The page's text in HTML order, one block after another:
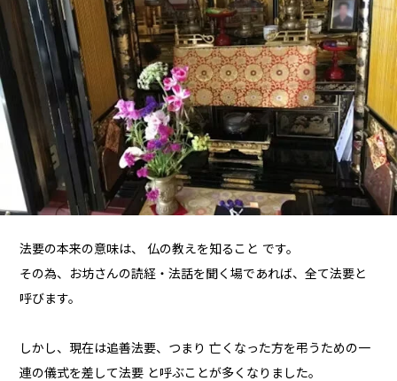
法要の本来の意味は、 仏の教えを知ること です。
その為、お坊さんの読経・法話を聞く場であれば、全て法要と
呼びます。
しかし、現在は追善法要、つまり 亡くなった方を弔うための一
連の儀式を差して法要 と呼ぶことが多くなりました。